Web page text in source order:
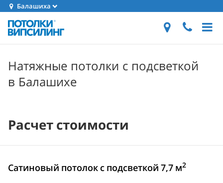
Балашиха
Натяжные потолки с подсветкой
в Балашихе
Расчет стоимости
Сатиновый потолок с подсветкой 7,7 м2